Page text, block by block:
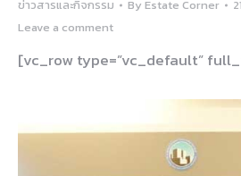
ข่าวสารและกิจกรรม By Estate Corner
Leave a comment
[vc_row type=”vc_default”